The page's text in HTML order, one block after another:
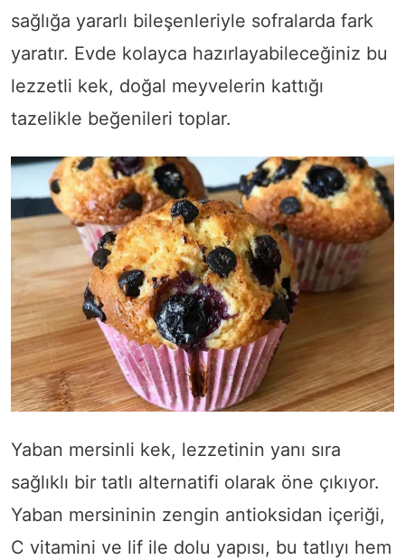
sağlığa yararlı bileşenleriyle sofralarda fark
yaratır. Evde kolayca hazırlayabileceğiniz bu
lezzetli kek, doğal meyvelerin kattığı
tazelikle beğenileri toplar.
Yaban mersinli kek, lezzetinin yanı sıra
sağlıklı bir tatlı alternatifi olarak öne çıkıyor.
Yaban mersininin zengin antioksidan içeriği,
C vitamini ve lif ile dolu yapısı, bu tatlıyı hem